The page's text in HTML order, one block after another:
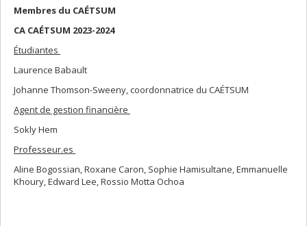
Membres du CAÉTSUM
CA CAÉTSUM 2023-2024
Étudiantes
Laurence Babault
Johanne Thomson-Sweeny, coordonnatrice du CAÉTSUM
Agent de gestion financière
Sokly Hem
Professeur.es
Aline Bogossian, Roxane Caron, Sophie Hamisultane, Emmanuelle
Khoury, Edward Lee, Rossio Motta Ochoa